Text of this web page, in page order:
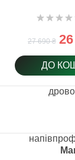
27 690 ₴
ДО